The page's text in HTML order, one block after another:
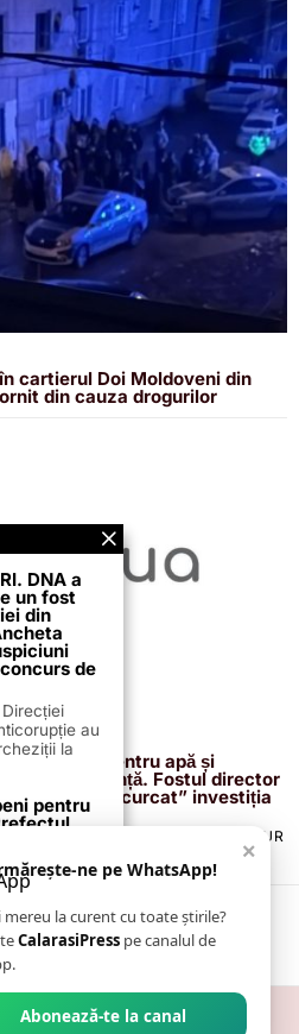
cartierul Doi Moldoveni din
din cauza drogurilor
de euro pentru apă și
de instanță. Fostul director
că ar fi „încurcat” investiția
POLITICA DE ANULARE & RETUR
CONTACT
CĂLĂRĂȘEAN
×
ne pe WhatsApp!
mereu la curent cu toate știrile?
CalarasiPress pe canalul de
Abonează-te la canal
DNA a
un fost
din
de
au
la
pentru
anunță
cu ADR
pentru
pregătește
cu
Plaja